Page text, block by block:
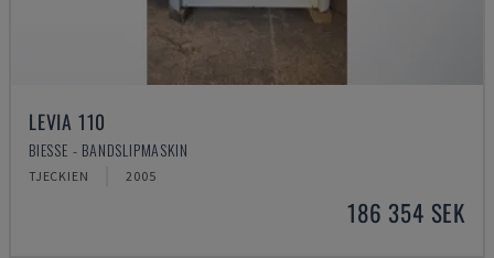
LEVIA 110
BIESSE - BANDSLIPMASKIN
TJECKIEN 2005
186 354 SEK